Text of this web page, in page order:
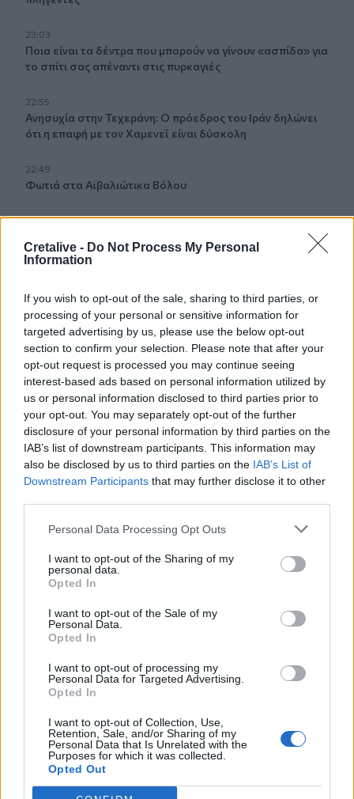
Cretalive - Do Not Process My Personal
Information
If you wish to opt-out of the sale, sharing to third parties, or
processing of your personal or sensitive information for
targeted advertising by us, please use the below opt-out
section to confirm your selection. Please note that after your
opt-out request is processed you may continue seeing
interest-based ads based on personal information utilized by
us or personal information disclosed to third parties prior to
your opt-out. You may separately opt-out of the further
disclosure of your personal information by third parties on the
IAB’s list of downstream participants. This information may
also be disclosed by us to third parties on the IAB’s List of
Downstream Participants that may further disclose it to other
Personal Data Processing Opt Outs
I want to opt-out of the Sharing of my
personal data.
Opted In
I want to opt-out of the Sale of my
Personal Data.
Opted In
I want to opt-out of processing my
Personal Data for Targeted Advertising.
Opted In
I want to opt-out of Collection, Use,
Retention, Sale, and/or Sharing of my
Personal Data that Is Unrelated with the
Purposes for which it was collected.
Opted Out
23:03
Ποια είναι τα δέντρα που μπορούν να γίνουν «ασπίδα» για
το σπίτι σας απέναντι στις πυρκαγιές
22:55
Ανησυχία στην Τεχεράνη: Ο πρόεδρος του Ιράν δηλώνει
ότι η επαφή με τον Χαμενεΐ είναι δύσκολη
22:49
Φωτιά στα Αϊβαλιώτικα Βόλου
22:43
Συνελήφθη οπλισμένος άνδρας κοντά σε γήπεδο γκολφ
του Τραμπ στην Καλιφόρνια
Κόλπος του Άντεν: Πλήγμα των Χούθι σε τάνκερ της
Σαουδικής Αραβίας
22:30
Αδειοδωρόσημο Αυγούστου 2026: Πότε καταβάλλεται
στους οικοδόμους
22:24
Παρίσταναν τους λογιστές και άρπαξαν 15.000 ευρώ από
ηλικιωμένη
Ένωση Εργαζομένων Βενιζελείου: Ο κυκλικός κόμβος να
Σύμη: Στον τελευταίο αγνοούμενο από το ιστιοπλοϊκό
ανήκει η σορός που βρέθηκε
ΣΧΕΤΙΚA AΡΘΡΑ
Τζέιμς Μποντ: Η ανακοίνωση του νέου 007 «κλειδώνει»
LIFESTYLE 11:17